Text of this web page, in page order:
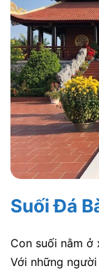
Suối Đá
Con suối nằm ở
Với những